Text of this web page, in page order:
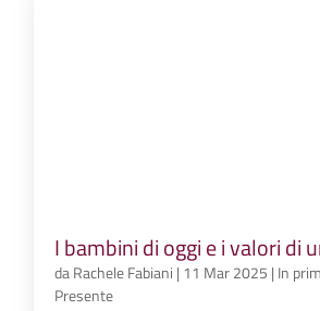
I bambini di oggi e i valori di
daRachele Fabiani | 11 Mar 2025 | In
Presente